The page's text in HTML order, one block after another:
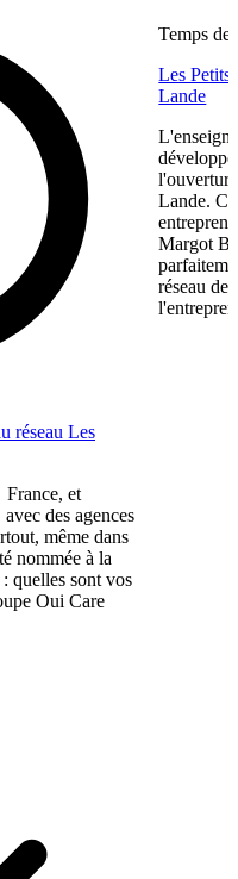
réseau Les
et
des agences
même dans
nommée à la
quelles sont vos
Oui Care
Temps de
Les Petits
Lande
Lande.
Margot
réseau de